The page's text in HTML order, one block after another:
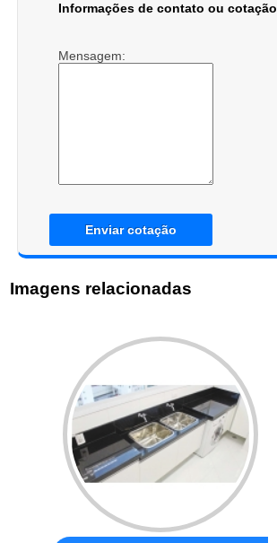
Informações de contato ou cotação
Mensagem:
Enviar cotação
Imagens relacionadas